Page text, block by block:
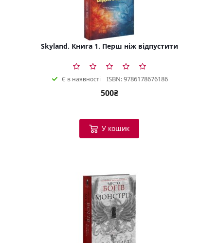
Skyland. Книга 1. Перш ніж відпустити
Є в наявності ISBN: 9786178676186
500₴
У кошик